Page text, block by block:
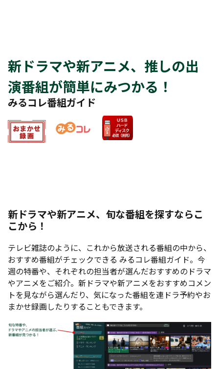
新ドラマや新アニメ、推しの出
演番組が簡単にみつかる！
みるコレ番組ガイド
新ドラマや新アニメ、旬な番組を探すならこ
こから！
テレビ雑誌のように、これから放送される番組の中から、
おすすめ番組がチェックできる みるコレ番組ガイド。今
週の特番や、それぞれの担当者が選んだおすすめのドラマ
やアニメをご紹介。新ドラマや新アニメをおすすめコメン
トを見ながら選んだり、気になった番組を連ドラ予約やお
まかせ録画したりすることもできます。